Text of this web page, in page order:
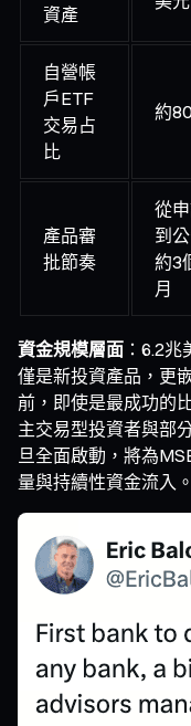
資產
自營帳
戶ETF
交易占
比
約
產品審
批節奏
從
到
約3
月
資金規模層面 ：6.2
僅是新投資產品，更
前，即使是最成功的
主交易型投資者與部
旦全面啟動，將為
量與持續性資金流入。